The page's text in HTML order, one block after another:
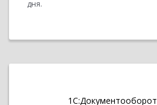
дня.
1С:Документооборот